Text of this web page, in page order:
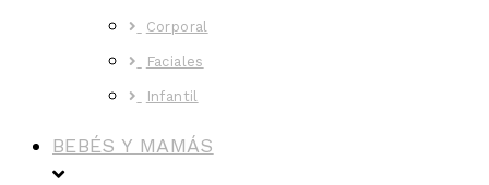
Corporal
Faciales
Infantil
BEBÉS Y MAMÁS